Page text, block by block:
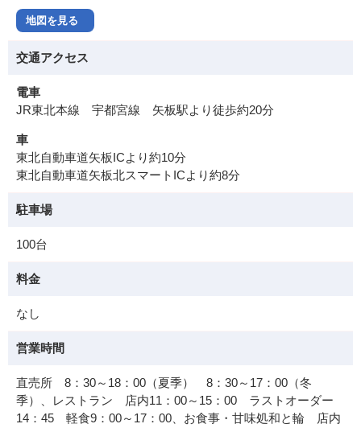
地図を見る
交通アクセス
電車
JR東北本線 宇都宮線 矢板駅より徒歩約20分
車
東北自動車道矢板ICより約10分
東北自動車道矢板北スマートICより約8分
駐車場
100台
料金
なし
営業時間
直売所 8：30～18：00（夏季） 8：30～17：00（冬
季）、レストラン 店内11：00～15：00 ラストオーダー
14：45 軽食9：00～17：00、お食事・甘味処和と輪 店内